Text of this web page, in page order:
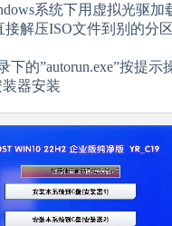
系统下用虚拟光驱加
接解压ISO文件到别的分
的”autorun.exe”按提示
器安装